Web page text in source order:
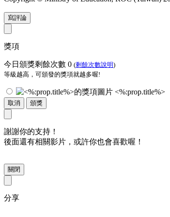
寫評論
獎項
今日頒獎剩餘次數 0 (剩餘次數說明)
等級越高，可頒發的獎項就越多喔!
<%:prop.title%>
取消 頒獎
謝謝你的支持！
後面還有相關影片，或許你也會喜歡喔！
關閉
分享